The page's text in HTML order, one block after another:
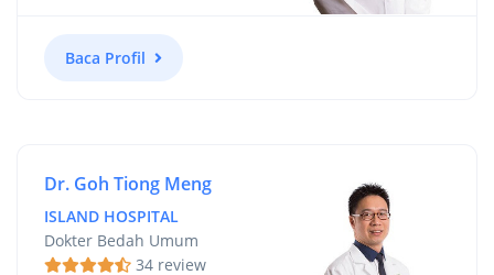
Baca Profil
Dr. Goh Tiong Meng
ISLAND HOSPITAL
Dokter Bedah Umum
34 review